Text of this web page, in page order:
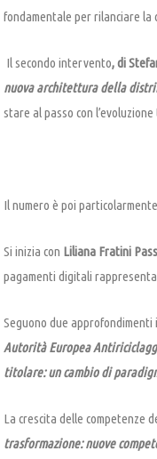
fondamentale per rilanciare la
Il secondo intervento, di
nuova architettura della
stare al passo con
Il numero è poi
Si inizia con Liliana Fratini
pagamenti digitali
Seguono due
Autorità Europea
titolare: un cambio di
La crescita delle competenze
trasformazione: nuove